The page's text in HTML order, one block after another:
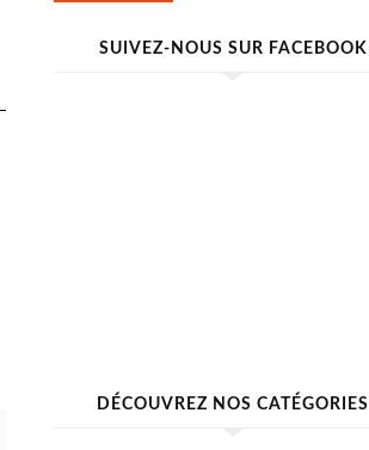
SUIVEZ-NOUS SUR FACEBOOK
DÉCOUVREZ NOS CATÉGORIES